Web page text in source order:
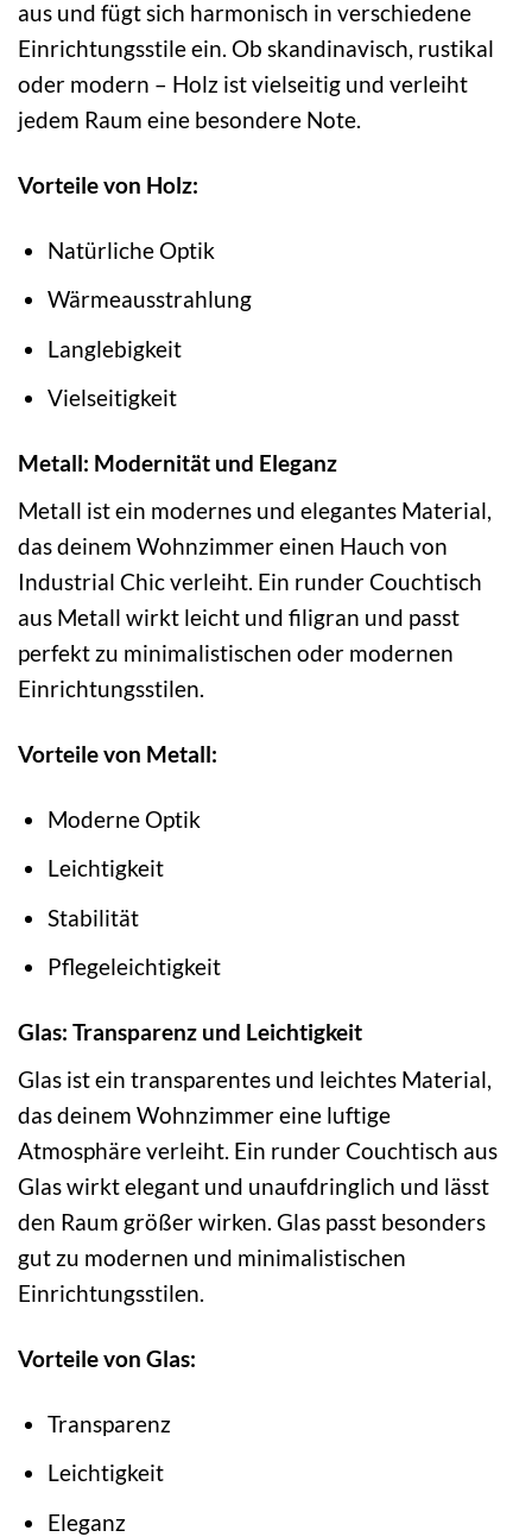
aus und fügt sich harmonisch in verschiedene
Einrichtungsstile ein. Ob skandinavisch, rustikal
oder modern – Holz ist vielseitig und verleiht
jedem Raum eine besondere Note.
Vorteile von Holz:
Natürliche Optik
Wärmeausstrahlung
Langlebigkeit
Vielseitigkeit
Metall: Modernität und Eleganz
Metall ist ein modernes und elegantes Material,
das deinem Wohnzimmer einen Hauch von
Industrial Chic verleiht. Ein runder Couchtisch
aus Metall wirkt leicht und filigran und passt
perfekt zu minimalistischen oder modernen
Einrichtungsstilen.
Vorteile von Metall:
Moderne Optik
Leichtigkeit
Stabilität
Pflegeleichtigkeit
Glas: Transparenz und Leichtigkeit
Glas ist ein transparentes und leichtes Material,
das deinem Wohnzimmer eine luftige
Atmosphäre verleiht. Ein runder Couchtisch aus
Glas wirkt elegant und unaufdringlich und lässt
den Raum größer wirken. Glas passt besonders
gut zu modernen und minimalistischen
Einrichtungsstilen.
Vorteile von Glas:
Transparenz
Leichtigkeit
Eleganz